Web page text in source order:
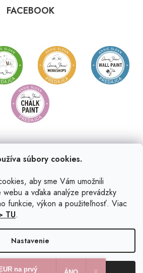
súbory cookies.
aby sme Vám umožnili
a vďaka analýze prevádzky
funkcie, výkon a použiteľnosť. Viac
TU.
Nastavenie
FACEBOOK
|Upravil Balkys
. Všetky práva vyhradené.
Upraviť
na prvý